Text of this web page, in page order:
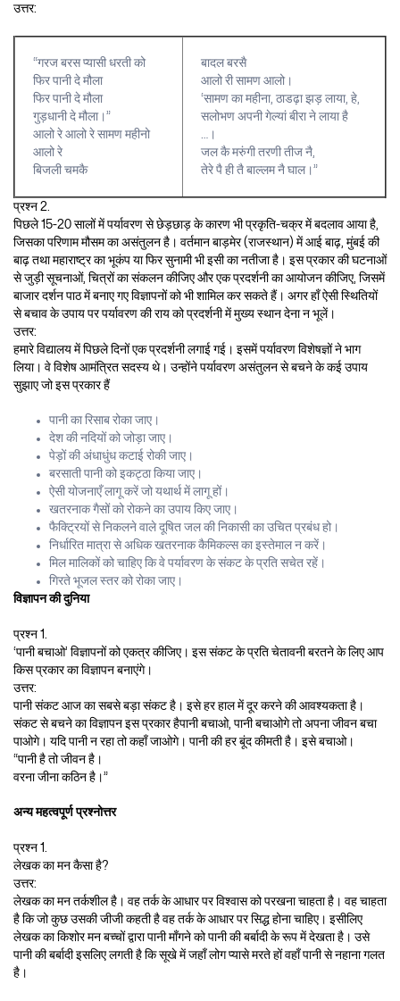
उत्तर:
“गरज बरस प्यासी धरती को
फिर पानी दे मौला
फिर पानी दे मौला
गुड़धानी दे मौला।”
आलो रे आलो रे सामण महीनो
आलो रे
बिजली चमकै
बादल बरसै
आलो री सामण आलो।
‘सामण का महीना, ठाडढ़ा झड़ लाया, हे,
सलोभण अपनी गेल्यां बीरा ने लाया है
…।
जल कै मरुंगी तरणी तीज नै,
तेरे पै ही तै बाल्लम नै घाल।”
प्रश्न 2.
पिछले 15-20 सालों में पर्यावरण से छेड़छाड़ के कारण भी प्रकृति-चक्र में बदलाव आया है,
जिसका परिणाम मौसम का असंतुलन है। वर्तमान बाड़मेर (राजस्थान) में आई बाढ़, मुंबई की
बाढ़ तथा महाराष्ट्र का भूकंप या फिर सुनामी भी इसी का नतीजा है। इस प्रकार की घटनाओं
से जुड़ी सूचनाओं, चित्रों का संकलन कीजिए और एक प्रदर्शनी का आयोजन कीजिए, जिसमें
बाजार दर्शन पाठ में बनाए गए विज्ञापनों को भी शामिल कर सकते हैं। अगर हाँ ऐसी स्थितियों
से बचाव के उपाय पर पर्यावरण की राय को प्रदर्शनी में मुख्य स्थान देना न भूलें।
उत्तर:
हमारे विद्यालय में पिछले दिनों एक प्रदर्शनी लगाई गई। इसमें पर्यावरण विशेषज्ञों ने भाग
लिया। वे विशेष आमंत्रित सदस्य थे। उन्होंने पर्यावरण असंतुलन से बचने के कई उपाय
सुझाए जो इस प्रकार हैं
पानी का रिसाब रोका जाए।
देश की नदियों को जोड़ा जाए।
पेड़ों की अंधाधुंध कटाई रोकी जाए।
बरसाती पानी को इकट्ठा किया जाए।
ऐसी योजनाएँ लागू करें जो यथार्थ में लागू हों।
खतरनाक गैसों को रोकने का उपाय किए जाए।
फैक्ट्रियों से निकलने वाले दूषित जल की निकासी का उचित प्रबंध हो।
निर्धारित मात्रा से अधिक खतरनाक कैमिकल्स का इस्तेमाल न करें।
मिल मालिकों को चाहिए कि वे पर्यावरण के संकट के प्रति सचेत रहें।
गिरते भूजल स्तर को रोका जाए।
विज्ञापन की दुनिया
प्रश्न 1.
‘पानी बचाओ’ विज्ञापनों को एकत्र कीजिए। इस संकट के प्रति चेतावनी बरतने के लिए आप
किस प्रकार का विज्ञापन बनाएंगे।
उत्तर:
पानी संकट आज का सबसे बड़ा संकट है। इसे हर हाल में दूर करने की आवश्यकता है।
संकट से बचने का विज्ञापन इस प्रकार हैपानी बचाओ, पानी बचाओगे तो अपना जीवन बचा
पाओगे। यदि पानी न रहा तो कहाँ जाओगे। पानी की हर बूंद कीमती है। इसे बचाओ।
“पानी है तो जीवन है।
वरना जीना कठिन है।”
अन्य महत्वपूर्ण प्रश्नोत्तर
प्रश्न 1.
लेखक का मन कैसा है?
उत्तर:
लेखक का मन तर्कशील है। वह तर्क के आधार पर विश्वास को परखना चाहता है। वह चाहता
है कि जो कुछ उसकी जीजी कहती है वह तर्क के आधार पर सिद्ध होना चाहिए। इसीलिए
लेखक का किशोर मन बच्चों द्वारा पानी माँगने को पानी की बर्बादी के रूप में देखता है। उसे
पानी की बर्बादी इसलिए लगती है कि सूखे में जहाँ लोग प्यासे मरते हों वहाँ पानी से नहाना गलत
है।